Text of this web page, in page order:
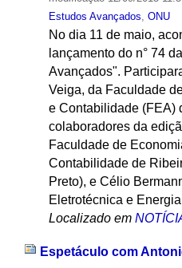
Estudos Avançados ONU
No dia 11 de maio,
lançamento do n° 74
Avançados".
Veiga, da Faculdade
e Contabilidade (FEA)
colaboradores da
Faculdade de
Contabilidade de
Preto), e Célio
Eletrotécnica e
Localizado em
Espetáculo com